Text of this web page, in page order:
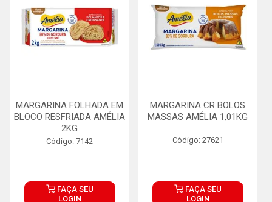
MARGARINA FOLHADA EM
BLOCO RESFRIADA AMÉLIA
2KG
Código: 7142
FAÇA SEU
LOGIN
MARGARINA CR BOLOS
MASSAS AMÉLIA 1,01KG
Código: 27621
FAÇA SEU
LOGIN